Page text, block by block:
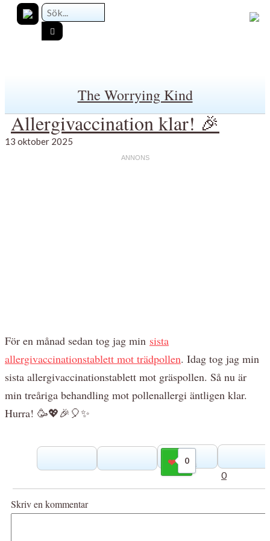
The Worrying Kind
Allergivaccination klar! 🎉
13 oktober 2025
För en månad sedan tog jag min sista
allergivaccinationstablett mot trädpollen. Idag tog jag min
sista allergivaccinationstablett mot gräspollen. Så nu är
min treåriga behandling mot pollenallergi äntligen klar.
Hurra! 🥳💖🎉🎈✨️
0
Gilla
0
Skriv en kommentar